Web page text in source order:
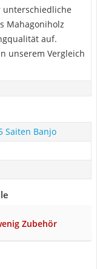
unterschiedliche
Mahagoniholz
auf.
unserem Vergleich
Saiten Banjo
Zubehör